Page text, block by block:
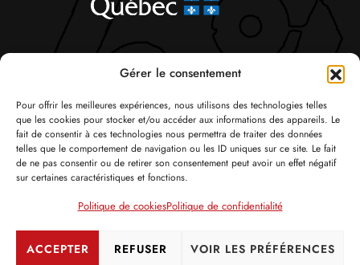
Gérer le consentement
Pour offrir les meilleures expériences, nous utilisons des technologies telles
que les cookies pour stocker et/ou accéder aux informations des appareils. Le
fait de consentir à ces technologies nous permettra de traiter des données
telles que le comportement de navigation ou les ID uniques sur ce site. Le fait
de ne pas consentir ou de retirer son consentement peut avoir un effet négatif
sur certaines caractéristiques et fonctions.
ACCEPTER REFUSER VOIR LES PRÉFÉRENCES
Politique de cookiesPolitique de confidentialité
Suivez-nous
Politique de cookies
Crédits
Se connecter